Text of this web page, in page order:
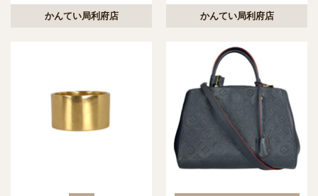
かんてい局利府店 かんてい局利府店